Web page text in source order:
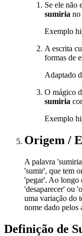
Se ele não
sumiria no
Exemplo
A escrita
formas de
Adaptado
O mágico
sumiria
Exemplo
Origem /
A palavra
'sumir', que tem
'pegar'. Ao longo
'desaparecer' ou
uma variação do
nome dado pelos
Definição de